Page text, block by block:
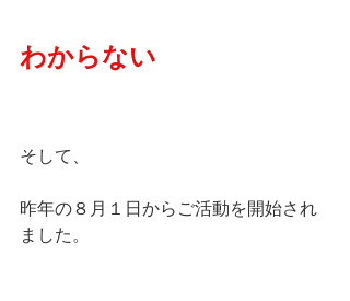
わからない
そして、
昨年の８月１日からご活動を開始され
ました。